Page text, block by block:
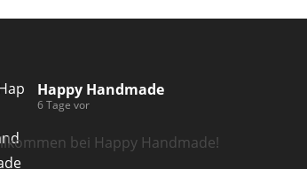
Happy Handmade
6 Tage vor
bei Happy Handmade!